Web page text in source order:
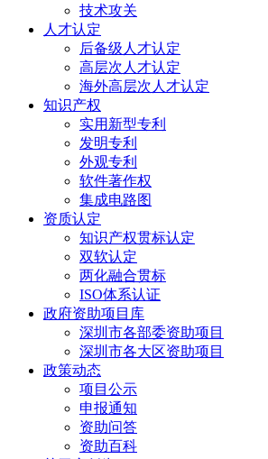
技术攻关
人才认定
后备级人才认定
高层次人才认定
海外高层次人才认定
知识产权
实用新型专利
发明专利
外观专利
软件著作权
集成电路图
资质认定
知识产权贯标认定
双软认定
两化融合贯标
ISO体系认证
政府资助项目库
深圳市各部委资助项目
深圳市各大区资助项目
政策动态
项目公示
申报通知
资助问答
资助百科